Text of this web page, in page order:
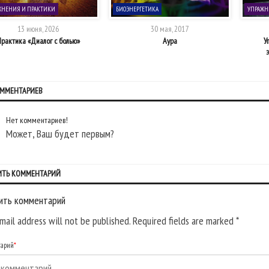
И ПРАКТИКИ
13 июня, 2026
«Диалог с болью»
БИОЭНЕРГЕТИКА
30 мая, 2017
Аура
Нет комментариев!
Может, Ваш будет первым?
КОММЕНТАРИЙ
комментарий
address will not be published. Required fields are marked*
*